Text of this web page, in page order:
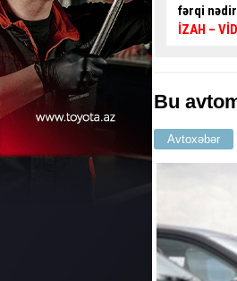
– Mütəxəssisdən
Bu
Avtoxəbər